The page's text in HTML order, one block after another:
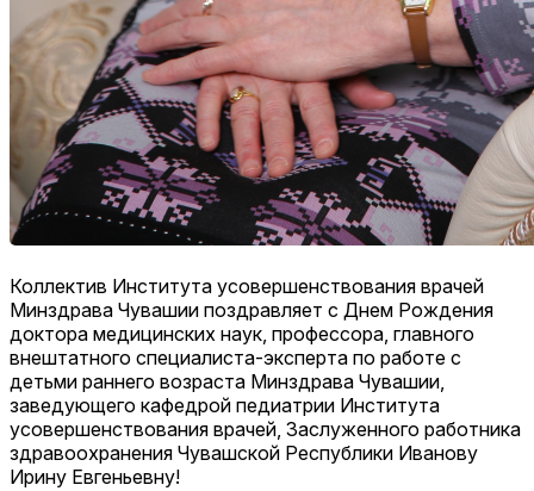
Коллектив Института усовершенствования врачей
Минздрава Чувашии поздравляет с Днем Рождения
доктора медицинских наук, профессора, главного
внештатного специалиста-эксперта по работе с
детьми раннего возраста Минздрава Чувашии,
заведующего кафедрой педиатрии Института
усовершенствования врачей, Заслуженного работника
здравоохранения Чувашской Республики Иванову
Ирину Евгеньевну!